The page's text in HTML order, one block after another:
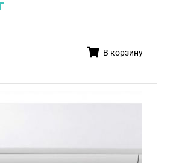
В корзину